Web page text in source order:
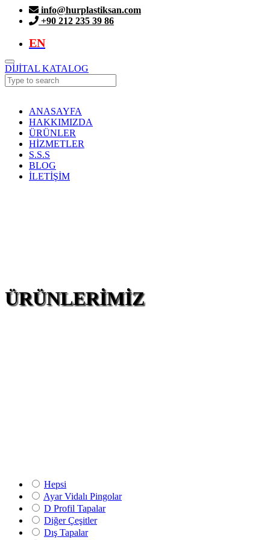
info@hurplastiksan.com
+90 212 235 39 86
EN
DİJİTAL KATALOG
ANASAYFA
HAKKIMIZDA
ÜRÜNLER
HİZMETLER
S.S.S
BLOG
İLETİŞİM
ÜRÜNLERİMİZ
Hepsi
Ayar Vidalı Pingolar
D Profil Tapalar
Diğer Çeşitler
Dış Tapalar